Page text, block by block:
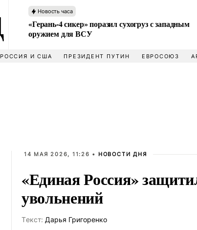
Новость часа
«Герань-4 сикер» поразил сухогруз с западным
оружием для ВСУ
РОССИЯ И США ПРЕЗИДЕНТ ПУТИН ЕВРОСОЮЗ
14 МАЯ 2026, 11:26 • НОВОСТИ ДНЯ
«Единая Россия»
увольнений
Tекст: Дарья Григоренко